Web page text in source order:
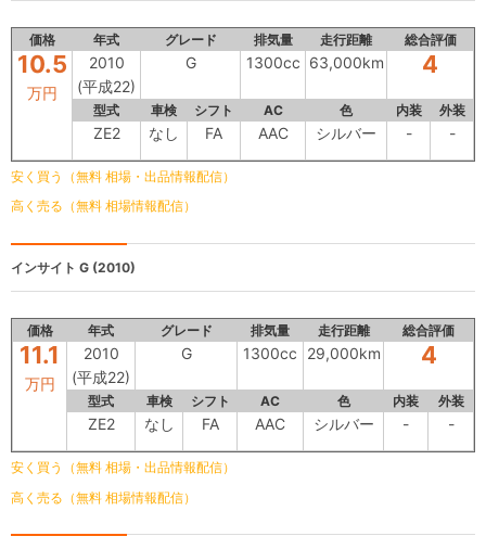
価格 年式 グレード 排気量 走行距離 総合評価
10.5
万円
2010
(平成22)
G 1300cc 63,000km 4
型式 車検 シフト AC 色 内装 外装
ZE2 なし FA AAC シルバー - -
安く買う（無料 相場・出品情報配信）
高く売る（無料 相場情報配信）
インサイト G (2010)
価格 年式 グレード 排気量 走行距離 総合評価
11.1
万円
2010
(平成22)
G 1300cc 29,000km 4
型式 車検 シフト AC 色 内装 外装
ZE2 なし FA AAC シルバー - -
安く買う（無料 相場・出品情報配信）
高く売る（無料 相場情報配信）